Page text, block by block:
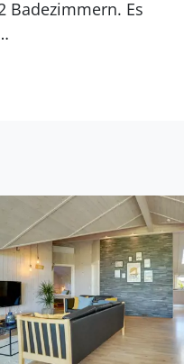
Grundstück.
Ferienunterkunft hat
mitzubringen. Die
ist mit
Nutzinhalt. Es gibt